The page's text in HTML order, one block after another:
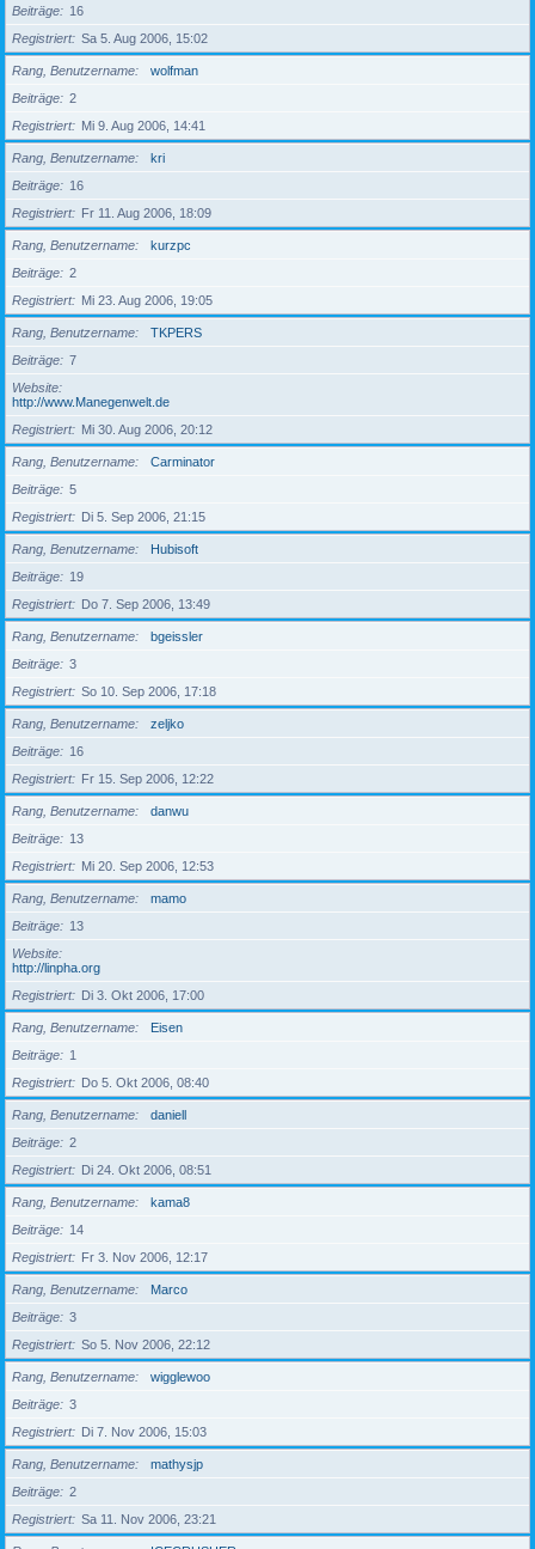
Beiträge
16
Registriert
Sa 5. Aug 2006, 15:02
Rang, Benutzername
wolfman
Beiträge
2
Registriert
Mi 9. Aug 2006, 14:41
Rang, Benutzername
kri
Beiträge
16
Registriert
Fr 11. Aug 2006, 18:09
Rang, Benutzername
kurzpc
Beiträge
2
Registriert
Mi 23. Aug 2006, 19:05
Rang, Benutzername
TKPERS
Beiträge
7
Website
http://www.Manegenwelt.de
Registriert
Mi 30. Aug 2006, 20:12
Rang, Benutzername
Carminator
Beiträge
5
Registriert
Di 5. Sep 2006, 21:15
Rang, Benutzername
Hubisoft
Beiträge
19
Registriert
Do 7. Sep 2006, 13:49
Rang, Benutzername
bgeissler
Beiträge
3
Registriert
So 10. Sep 2006, 17:18
Rang, Benutzername
zeljko
Beiträge
16
Registriert
Fr 15. Sep 2006, 12:22
Rang, Benutzername
danwu
Beiträge
13
Registriert
Mi 20. Sep 2006, 12:53
Rang, Benutzername
mamo
Beiträge
13
Website
http://linpha.org
Registriert
Di 3. Okt 2006, 17:00
Rang, Benutzername
Eisen
Beiträge
1
Registriert
Do 5. Okt 2006, 08:40
Rang, Benutzername
daniell
Beiträge
2
Registriert
Di 24. Okt 2006, 08:51
Rang, Benutzername
kama8
Beiträge
14
Registriert
Fr 3. Nov 2006, 12:17
Rang, Benutzername
Marco
Beiträge
3
Registriert
So 5. Nov 2006, 22:12
Rang, Benutzername
wigglewoo
Beiträge
3
Registriert
Di 7. Nov 2006, 15:03
Rang, Benutzername
mathysjp
Beiträge
2
Registriert
Sa 11. Nov 2006, 23:21